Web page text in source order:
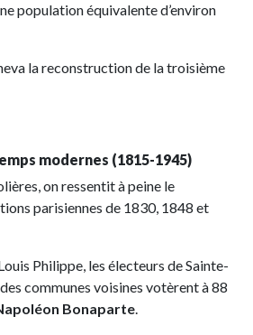
population équivalente d’environ
la reconstruction de la troisième
modernes (1815-1945)
on ressentit à peine le
parisiennes de 1830, 1848 et
Philippe, les électeurs de Sainte-
communes voisines votèrent à 88
Bonaparte.